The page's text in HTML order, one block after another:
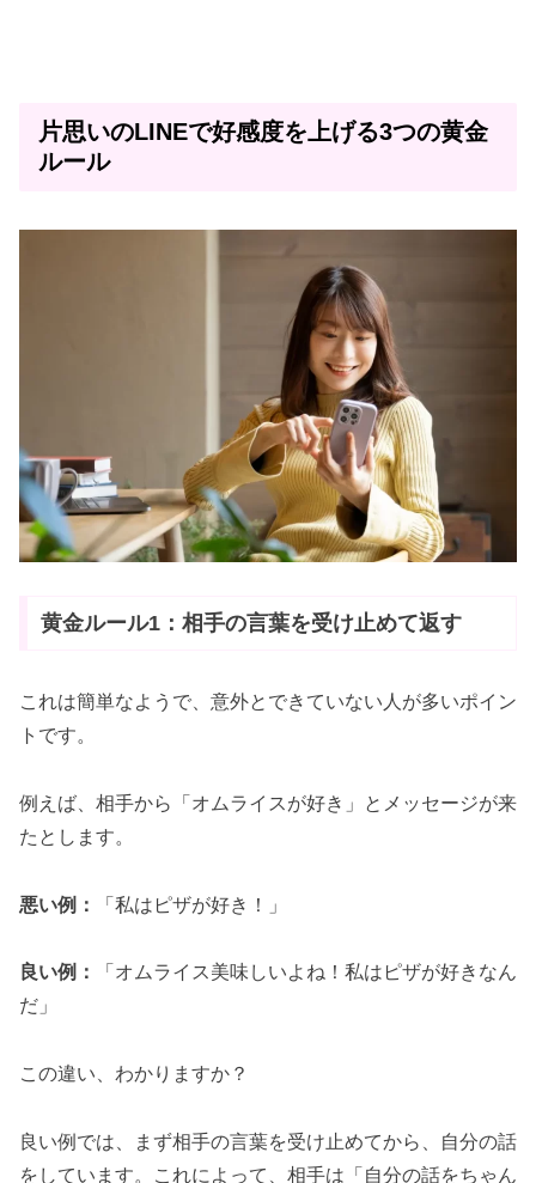
片思いのLINEで好感度を上げる3つの黄金
ルール
黄金ルール1：相手の言葉を受け止めて返す
これは簡単なようで、意外とできていない人が多いポイン
トです。
例えば、相手から「オムライスが好き」とメッセージが来
たとします。
悪い例： 「私はピザが好き！」
良い例：
「オムライス美味しいよね！私はピザが好きなん
だ」
この違い、わかりますか？
良い例では、まず相手の言葉を受け止めてから、自分の話
をしています。これによって、相手は「自分の話をちゃん